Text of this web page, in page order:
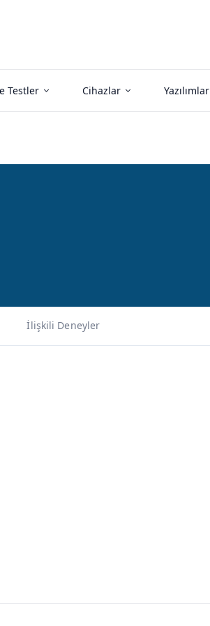
Testler Cihazlar Yazılımlar
İlişkili Deneyler